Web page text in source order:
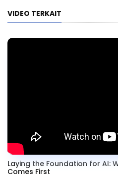
VIDEO TERKAIT
Laying the Foundation for AI:
Comes First